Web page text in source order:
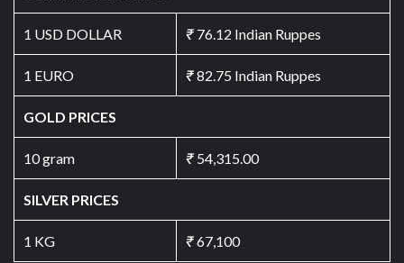
1 USD DOLLAR ₹76.12 Indian Ruppes
1 EURO ₹82.75 Indian Ruppes
GOLD PRICES
10 gram ₹54,315.00
SILVER PRICES
1 KG ₹67,100